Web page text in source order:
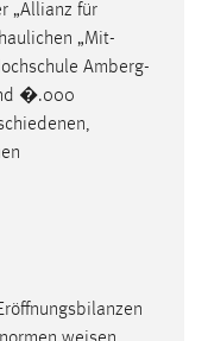
„Allianz für
„Mit-
Amberg-
�.000
der Website
anonym.
verstehen, wie